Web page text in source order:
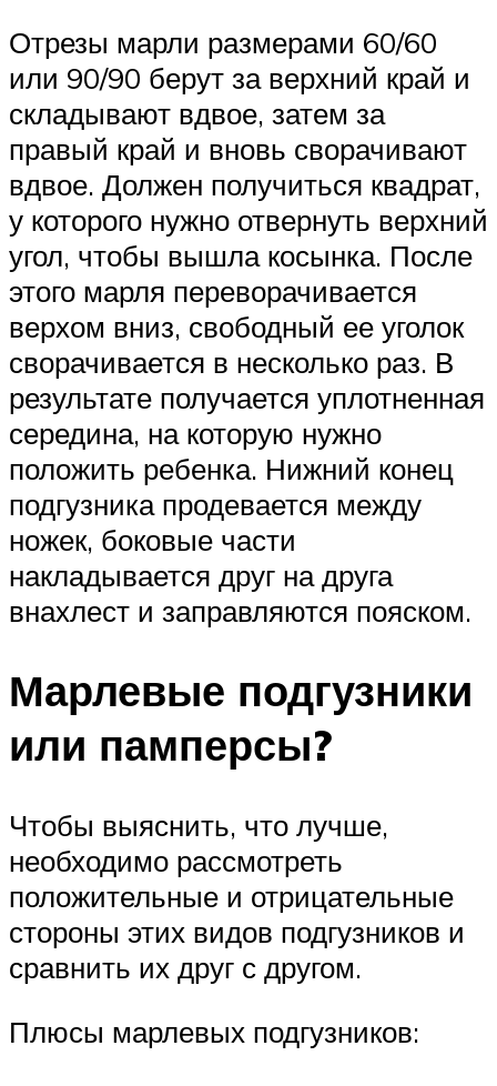
Отрезы марли размерами 60/60
или 90/90 берут за верхний край и
складывают вдвое, затем за
правый край и вновь сворачивают
вдвое. Должен получиться квадрат,
у которого нужно отвернуть верхний
угол, чтобы вышла косынка. После
этого марля переворачивается
верхом вниз, свободный ее уголок
сворачивается в несколько раз. В
результате получается уплотненная
середина, на которую нужно
положить ребенка. Нижний конец
подгузника продевается между
ножек, боковые части
накладывается друг на друга
внахлест и заправляются пояском.
Марлевые подгузники
или памперсы?
Чтобы выяснить, что лучше,
необходимо рассмотреть
положительные и отрицательные
стороны этих видов подгузников и
сравнить их друг с другом.
Плюсы марлевых подгузников: